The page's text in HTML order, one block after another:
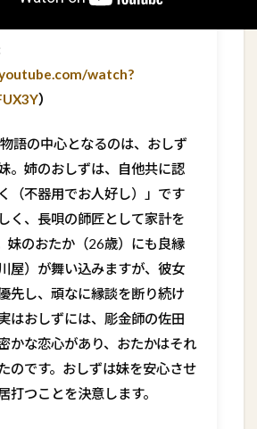
watch?
）
物語の中心となるのは、おしず
。姉のおしずは、自他共に認
（不器用でお人好し）」です
く、長唄の師匠として家計を
妹のおたか（26歳）にも良縁
屋）が舞い込みますが、彼女
先し、頑なに縁談を断り続け
はおしずには、彫金師の佐田
かな恋心があり、おたかはそれ
のです。おしずは妹を安心させ
打つことを決意します。